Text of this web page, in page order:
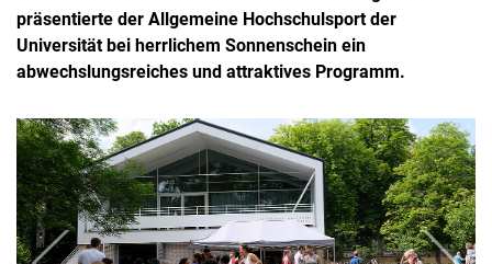
Alle Meldungen
präsentierte der Allgemeine Hochschulsport der
Universität bei herrlichem Sonnenschein ein
abwechslungsreiches und attraktives Programm.